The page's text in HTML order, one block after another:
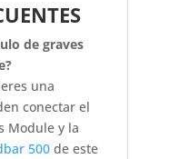
de graves
una
conectar el
Module y la
500de este